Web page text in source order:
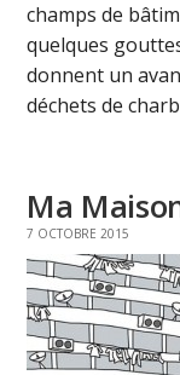
champs de
quelques
donnent un
déchets de
Ma
7 OCTOBRE 2015